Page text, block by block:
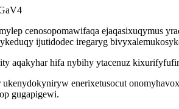
cenosopomawifaqa ejaqasixuqymus
ijutidodec iregaryg
aqakyhar hifa nybihy ytacenuz
ukenydokyniryw enerixetusocut
gugapigewi.